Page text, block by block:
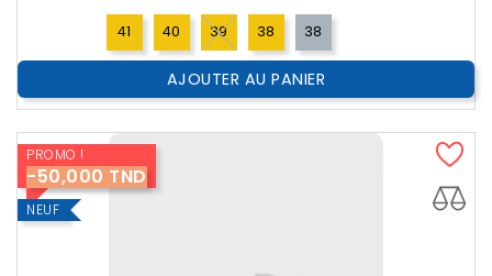
Public
41 40 39 38 38
AJOUTER AU PANIER
PROMO !
-50,000 TND
NEUF